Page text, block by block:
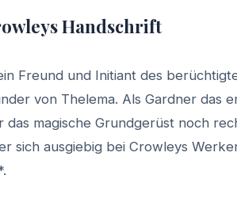
Handschrift
Freund und Initiant des
von Thelema. Als Gardner das
das magische Grundgerüst noch
sich ausgiebig bei Crowleys